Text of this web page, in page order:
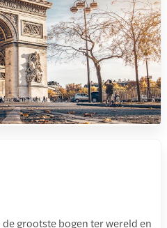
de grootste bogen ter wereld en